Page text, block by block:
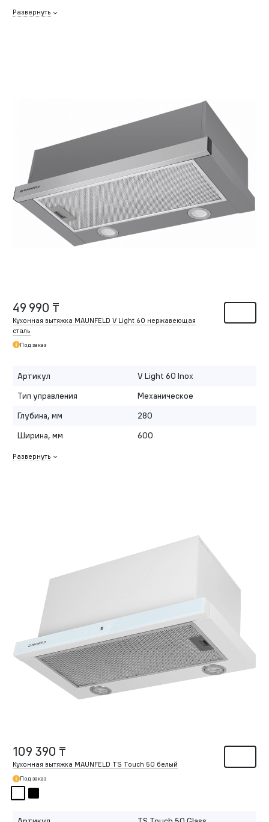
Развернуть
49 990 ₸
Кухонная вытяжка MAUNFELD V Light 60 нержавеющая
сталь
Под заказ
Артикул
V Light 60 Inox
Тип управления
Механическое
Глубина, мм
280
Ширина, мм
600
Развернуть
109 390 ₸
Кухонная вытяжка MAUNFELD TS Touch 50 белый
Под заказ